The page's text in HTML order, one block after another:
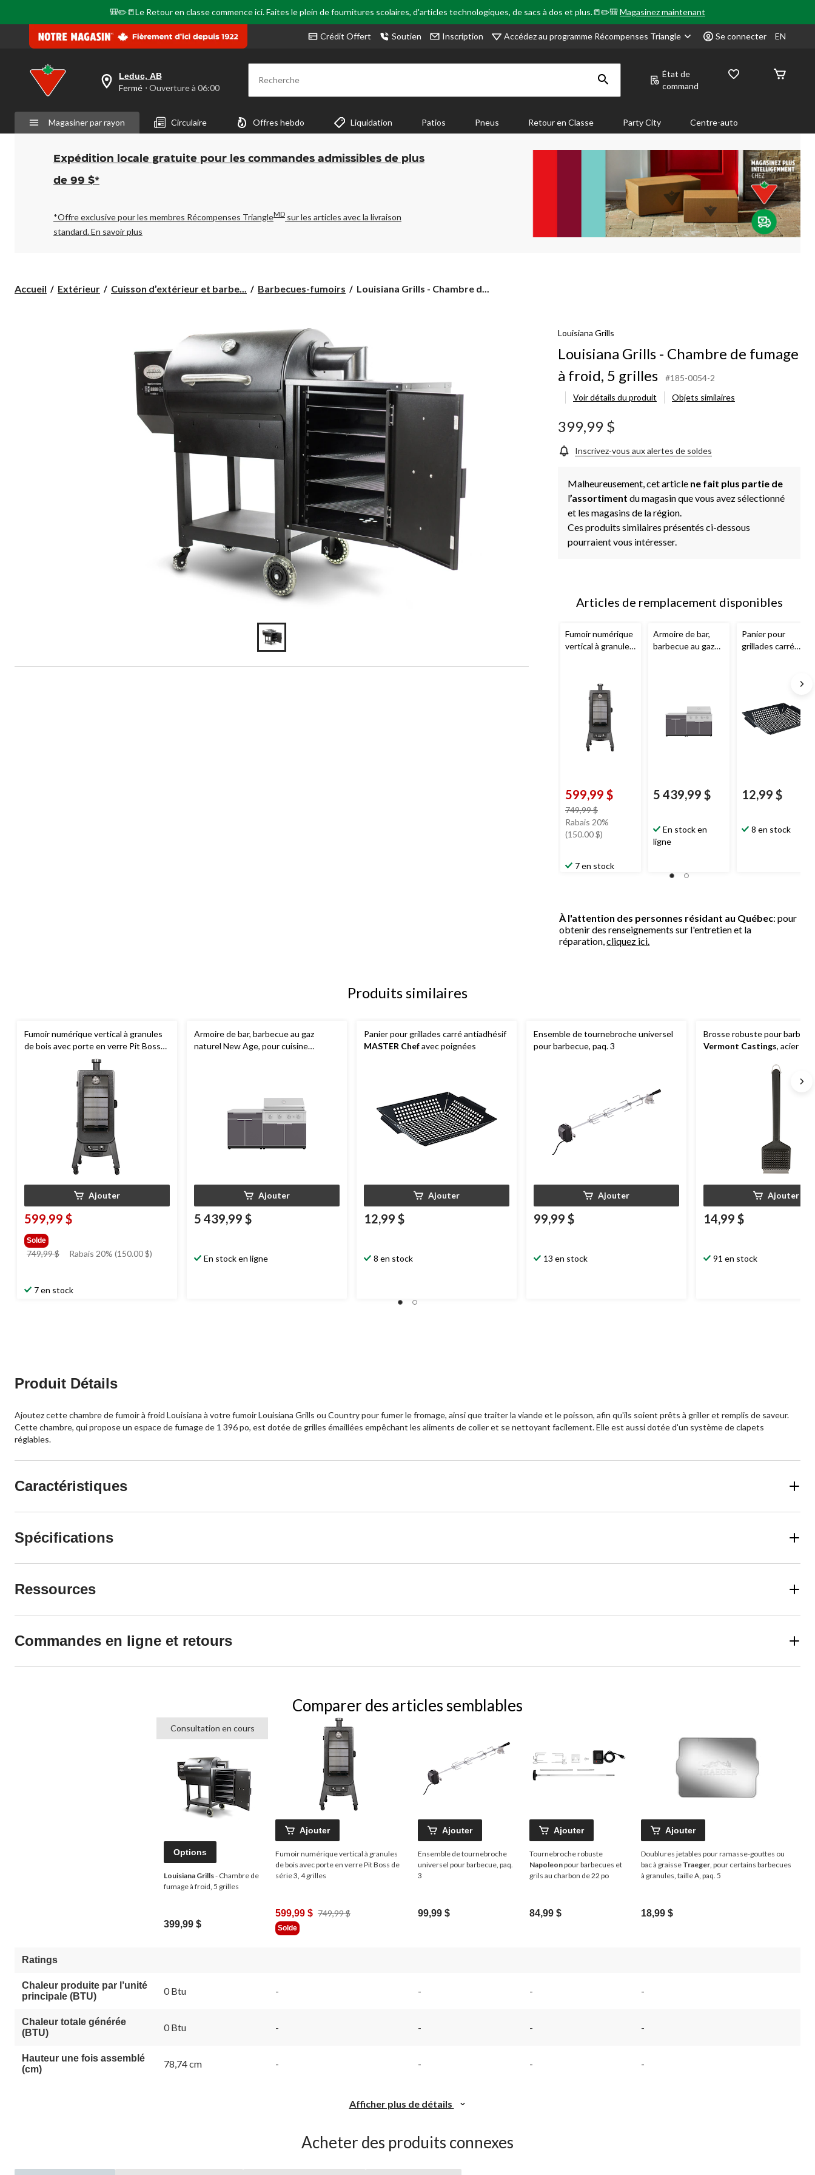
🎒✏️📒Le Retour en classe commence ici. Faites le plein de fournitures scolaires, d'articles technologiques, de sacs à dos et plus.📒✏️🎒Magasinez maintenant
Crédit Offert Soutien Inscription Accédez au programme Récompenses Triangle Se connecter EN
votre
est
Leduc,
AB,
Fermé,
Ouverture
à
pour
changer
Leduc, AB
Fermé ⋅ Ouverture à 06:00 Recherche
État de
command
Magasiner par rayon Circulaire Offres hebdo Liquidation Patios Pneus Retour en Classe Party City Centre-auto
Expédition locale gratuite pour les commandes admissibles de plus
de 99 $*
*Offre exclusive pour les membres Récompenses TriangleMD sur les articles avec la livraison
standard.En savoir plus
Accueil Extérieur Cuisson d’extérieur et barbe... Barbecues-fumoirs
Louisiana
fumage
à
5
grilles
Louisiana Grills - Chambre d...
Louisiana Grills
Louisiana Grills - Chambre de fumage
à froid, 5 grilles
#185-0054-2
Voir détails du produit
Objets similaires
399,99 $
Inscrivez-vous aux alertes de soldes
Malheureusement, cet article ne fait plus partie de
l’assortiment du magasin que vous avez sélectionné
et les magasins de la région.
Ces produits similaires présentés ci-dessous
pourraient vous intéresser.
Articles de remplacement disponibles
Fumoir numérique
vertical à granules
de série 3, 4 grilles
599,99 $
749,99 $prix
était
749,99 $
Rabais 20%
(150.00 $)
7 en stock
Armoire de bar,
barbecue au gaz
5 439,99 $
En stock en
ligne
Panier pour
grillades carré
12,99 $
8 en stock
À l'attention des personnes résidant au Québec: pour
obtenir des renseignements sur l'entretien et la
réparation,cliquez ici.
Produits similaires
Fumoir numérique vertical à granules
de bois avec porte en verre Pit Boss
de série 3, 4 grilles
Ajouter
599,99 $
Solde
749,99 $
prixRabais 20% (150.00 $)
7 en stock
Armoire de bar, barbecue au gaz
naturel New Age, pour cuisine
Ajouter
5 439,99 $
En stock en ligne
Panier pour grillades carré antiadhésif
MASTER Chefavec poignées
Ajouter
12,99 $
8 en stock
Ensemble de tournebroche universel
pour barbecue, paq. 3
Ajouter
99,99 $
13 en stock
Brosse robuste pour
Vermont Castings, acier
plaques et de grilles de
Ajouter
14,99 $
91 en stock
Produit Détails
Ajoutez cette chambre de fumoir à froid Louisiana à votre fumoir Louisiana Grills ou Country pour fumer le fromage, ainsi que traiter la viande et le poisson, afin qu'ils soient prêts à griller et remplis de saveur.
Cette chambre, qui propose un espace de fumage de 1 396 po, est dotée de grilles émaillées empêchant les aliments de coller et se nettoyant facilement. Elle est aussi dotée d'un système de clapets
réglables.
Caractéristiques
Spécifications
Ressources
Commandes en ligne et retours
Comparer des articles semblables
Consultation en cours
Options
Louisiana Grills- Chambre de
fumage à froid, 5 grilles
399,99 $
Ajouter
Fumoir numérique vertical à granules
de bois avec porte en verre Pit Boss de
série 3, 4 grilles
599,99 $ 749,99 $Prix
Solde
Ajouter
Ensemble de tournebroche
universel pour barbecue, paq.
3
99,99 $
Ajouter
Tournebroche robuste
Napoleonpour barbecues et
grils au charbon de 22 po
84,99 $
Ajouter
Doublures jetables pour ramasse-gouttes ou
bac à graisse Traeger , pour certains barbecues
à granules, taille A, paq. 5
18,99 $
Ratings
Chaleur produite par l’unité
principale (BTU)
0 Btu - - - -
Chaleur totale générée
(BTU)
0 Btu - - - -
Hauteur une fois assemblé
(cm)
78,74 cm - - - -
Afficher plus de détails
Acheter des produits connexes